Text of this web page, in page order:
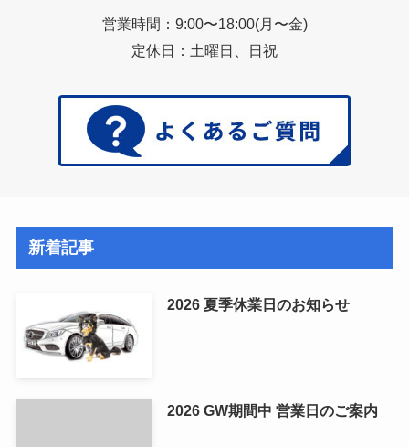
営業時間：9:00〜18:00(月〜金)
定休日：土曜日、日祝
新着記事
2026 夏季休業日のお知らせ
2026 GW期間中 営業日のご案内